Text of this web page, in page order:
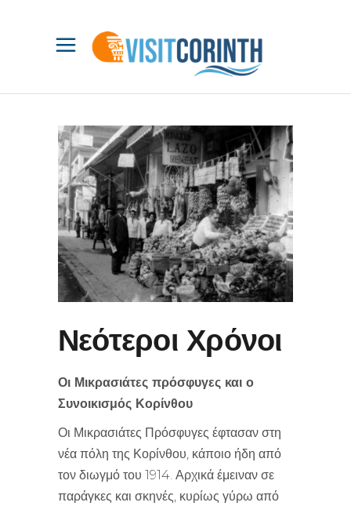
Νεότεροι Χρόνοι
Οι Μικρασιάτες πρόσφυγες και ο
Συνοικισμός Κορίνθου
Οι Μικρασιάτες Πρόσφυγες έφτασαν στη
νέα πόλη της Κορίνθου, κάποιο ήδη από
τον διωγμό του 1914. Αρχικά έμειναν σε
παράγκες και σκηνές, κυρίως γύρω από